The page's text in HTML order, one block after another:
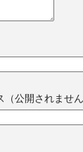
（公開されません